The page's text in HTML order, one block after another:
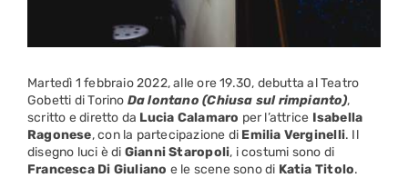
Martedì 1 febbraio 2022, alle ore 19.30, debutta al Teatro
Gobetti di Torino Da lontano (Chiusa sul rimpianto),
scritto e diretto da Lucia Calamaro per l’attrice Isabella
Ragonese, con la partecipazione di Emilia Verginelli. Il
disegno luci è di Gianni Staropoli, i costumi sono di
Francesca Di Giuliano e le scene sono di Katia Titolo.